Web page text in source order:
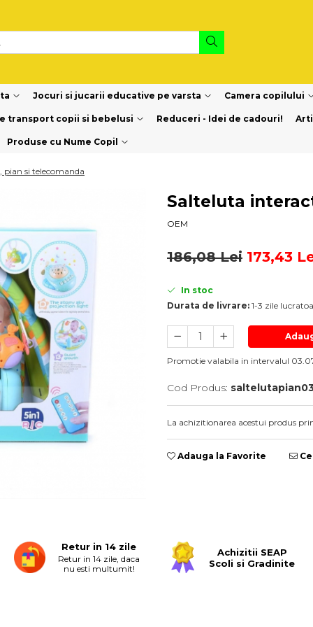
Jocuri si jucarii educative pe varsta Camera copilului
transport copii si bebelusi Reduceri - Idei de cadouri!
Produse cu Nume Copil
pian si telecomanda
Salteluta
OEM
186,08 Lei 173,43
In stoc
Durata de livrare: 1-3 zile
Promotie valabila in intervalul
Cod Produs:
La achizitionarea acestui produs
Adauga la Favorite
Retur in 14 zile
Retur in 14 zile, daca
nu esti multumit!
Achizitii SEAP
Scoli si Gradinite